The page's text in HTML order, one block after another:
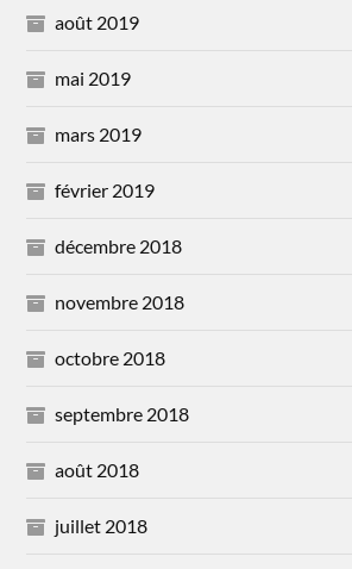
août 2019
mai 2019
mars 2019
février 2019
décembre 2018
novembre 2018
octobre 2018
septembre 2018
août 2018
juillet 2018